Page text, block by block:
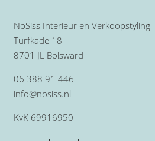
NoSiss Interieur en Verkoopstyling
Turfkade 18
8701 JL Bolsward
06 388 91 446
info@nosiss.nl
KvK 69916950